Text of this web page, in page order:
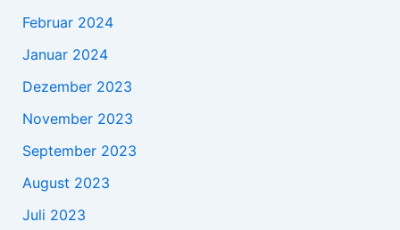
Februar 2024
Januar 2024
Dezember 2023
November 2023
September 2023
August 2023
Juli 2023